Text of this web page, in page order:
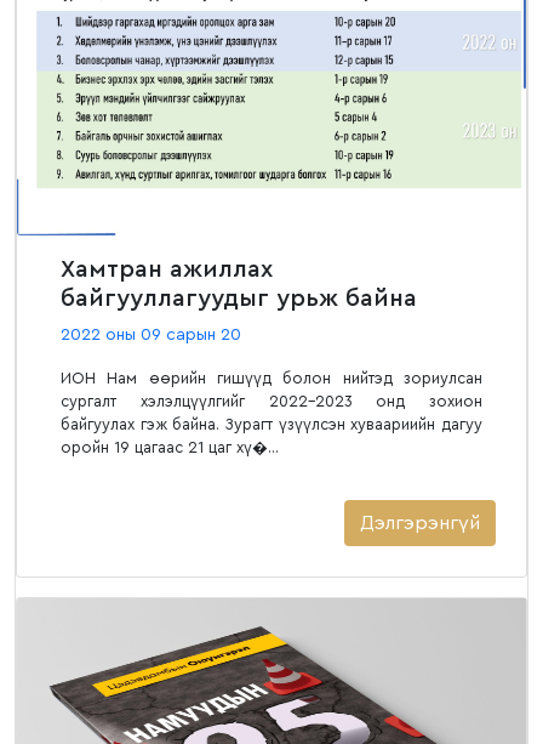
Хамтран ажиллах
байгууллагуудыг урьж байна
2022 оны 09 сарын 20
ИОН Нам өөрийн гишүүд болон нийтэд зориулсан
сургалт хэлэлцүүлгийг 2022-2023 онд зохион
байгуулах гэж байна. Зурагт үзүүлсэн хуваариийн дагуу
оройн 19 цагаас 21 цаг хү�...
Дэлгэрэнгүй